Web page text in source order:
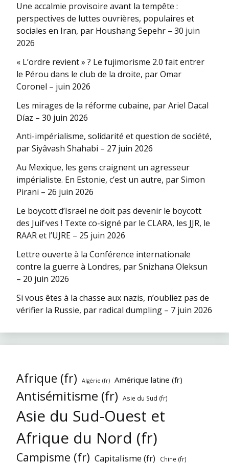
Une accalmie provisoire avant la tempête :
perspectives de luttes ouvrières, populaires et
sociales en Iran, par Houshang Sepehr – 30 juin
2026
« L’ordre revient » ? Le fujimorisme 2.0 fait entrer
le Pérou dans le club de la droite, par Omar
Coronel – juin 2026
Les mirages de la réforme cubaine, par Ariel Dacal
Díaz – 30 juin 2026
Anti-impérialisme, solidarité et question de société,
par Siyâvash Shahabi – 27 juin 2026
Au Mexique, les gens craignent un agresseur
impérialiste. En Estonie, c’est un autre, par Simon
Pirani – 26 juin 2026
Le boycott d’Israël ne doit pas devenir le boycott
des Juif·ves ! Texte co-signé par le CLARA, les JJR, le
RAAR et l’UJRE – 25 juin 2026
Lettre ouverte à la Conférence internationale
contre la guerre à Londres, par Snizhana Oleksun
– 20 juin 2026
Si vous êtes à la chasse aux nazis, n’oubliez pas de
vérifier la Russie, par radical dumpling – 7 juin 2026
Afrique (fr) Algérie (fr) Amérique latine (fr)
Antisémitisme (fr) Asie du Sud (fr)
Asie du Sud-Ouest et
Afrique du Nord (fr)
Campisme (fr) Capitalisme (fr) Chine (fr)